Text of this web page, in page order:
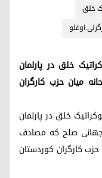
خلق
اوغلو
دموکراتیک خلق در پارلمان
میان حزب کارگران
خلق در پارلمان
جهانی صلح که مصادف
کارگران کوردستان